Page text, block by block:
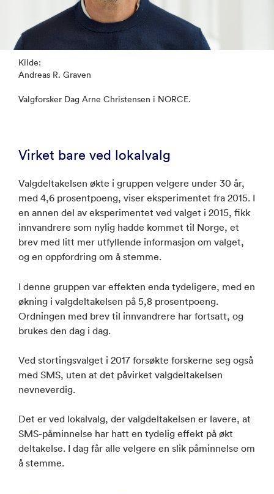
Kilde:
Andreas R. Graven
Valgforsker Dag Arne Christensen i NORCE.
Virket bare ved lokalvalg
Valgdeltakelsen økte i gruppen velgere under 30 år,
med 4,6 prosentpoeng, viser eksperimentet fra 2015. I
en annen del av eksperimentet ved valget i 2015, fikk
innvandrere som nylig hadde kommet til Norge, et
brev med litt mer utfyllende informasjon om valget,
og en oppfordring om å stemme.
I denne gruppen var effekten enda tydeligere, med en
økning i valgdeltakelsen på 5,8 prosentpoeng.
Ordningen med brev til innvandrere har fortsatt, og
brukes den dag i dag.
Ved stortingsvalget i 2017 forsøkte forskerne seg også
med SMS, uten at det påvirket valgdeltakelsen
nevneverdig.
Det er ved lokalvalg, der valgdeltakelsen er lavere, at
SMS-påminnelse har hatt en tydelig effekt på økt
deltakelse. I dag får alle velgere en slik påminnelse om
å stemme.